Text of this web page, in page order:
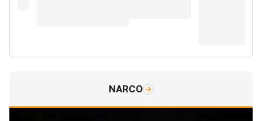
NARCO